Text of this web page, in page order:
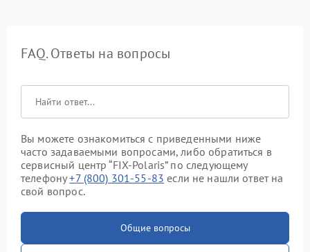
FAQ. Ответы на вопросы
Вы можете ознакомиться с приведенными ниже
часто задаваемыми вопросами, либо обратиться в
сервисный центр “FIX-Polaris” по следующему
телефону+7 (800) 301-55-83 если не нашли ответ на
свой вопрос.
Общие вопросы